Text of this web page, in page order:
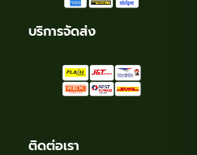
productบริการจัดส่ง
ติดต่อเรา